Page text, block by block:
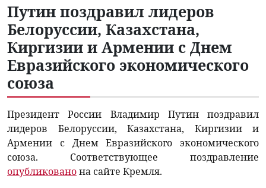
Путин поздравил лидеров
Белоруссии, Казахстана,
Киргизии и Армении с Днем
Евразийского экономического
союза
Президент России Владимир Путин поздравил
лидеров Белоруссии, Казахстана, Киргизии и
Армении с Днем Евразийского экономического
союза. Соответствующее поздравление
опубликованона сайте Кремля.